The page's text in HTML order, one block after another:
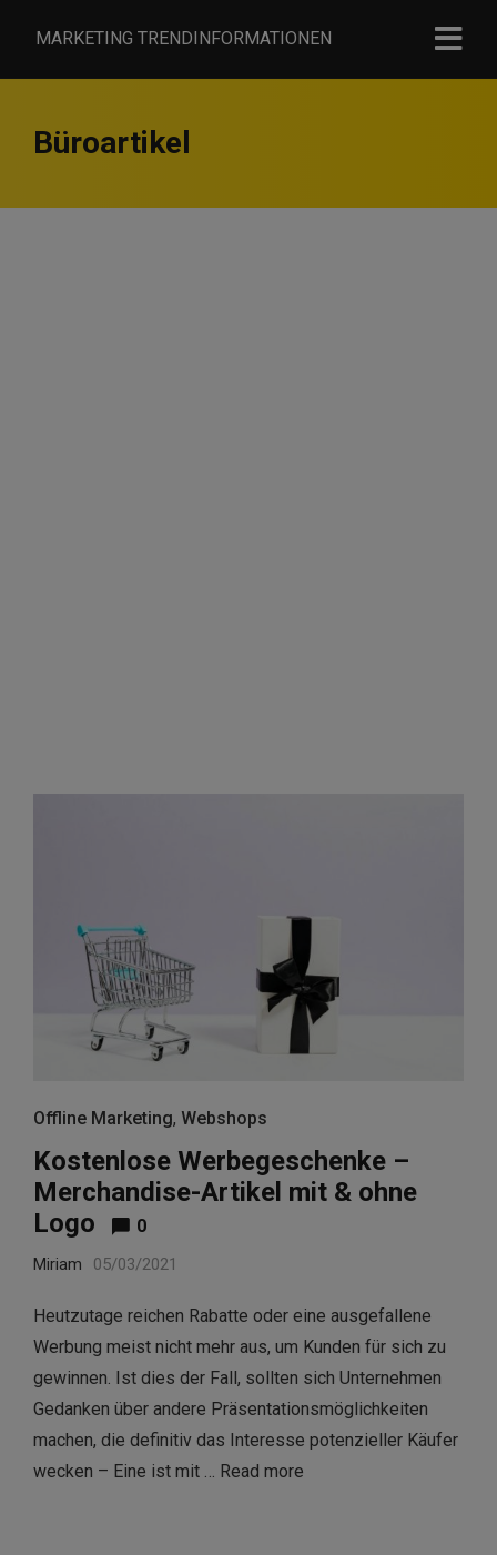
MARKETING TRENDINFORMATIONEN
Büroartikel
Offline Marketing, Webshops
Kostenlose Werbegeschenke –
Merchandise-Artikel mit & ohne
Logo
0
Miriam 05/03/2021
Heutzutage reichen Rabatte oder eine ausgefallene
Werbung meist nicht mehr aus, um Kunden für sich zu
gewinnen. Ist dies der Fall, sollten sich Unternehmen
Gedanken über andere Präsentationsmöglichkeiten
machen, die definitiv das Interesse potenzieller Käufer
wecken – Eine ist mit … Read more